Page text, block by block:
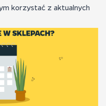
korzystać z aktualnych